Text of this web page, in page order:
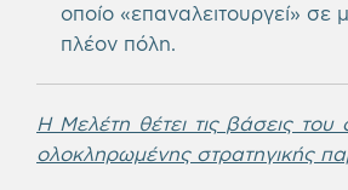
οποίο «επαναλειτουργεί» σε
πλέον πόλη.
Η Μελέτη θέτει τις βάσεις του
ολοκληρωμένης στρατηγικής